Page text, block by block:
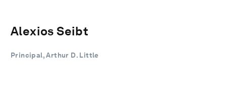
Alexios Seibt
Principal, Arthur D. Little